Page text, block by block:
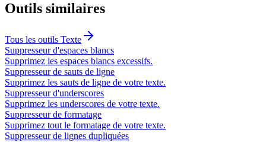
Outils similaires
Tous les outils Texte
Suppresseur d'espaces blancs
Supprimez les espaces blancs excessifs.
Suppresseur de sauts de ligne
Supprimez les sauts de ligne de votre texte.
Suppresseur d'underscores
Supprimez les underscores de votre texte.
Suppresseur de formatage
Supprimez tout le formatage de votre texte.
Suppresseur de lignes dupliquées